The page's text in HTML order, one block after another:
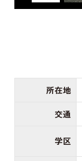
所在地
交通
学区